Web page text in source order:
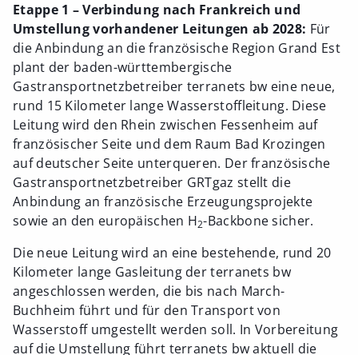
Etappe 1 – Verbindung nach Frankreich und
Umstellung vorhandener Leitungen ab 2028: Für
die Anbindung an die französische Region Grand Est
plant der baden-württembergische
Gastransportnetzbetreiber terranets bw eine neue,
rund 15 Kilometer lange Wasserstoffleitung. Diese
Leitung wird den Rhein zwischen Fessenheim auf
französischer Seite und dem Raum Bad Krozingen
auf deutscher Seite unterqueren. Der französische
Gastransportnetzbetreiber GRTgaz stellt die
Anbindung an französische Erzeugungsprojekte
sowie an den europäischen H2-Backbone sicher.
Die neue Leitung wird an eine bestehende, rund 20
Kilometer lange Gasleitung der terranets bw
angeschlossen werden, die bis nach March-
Buchheim führt und für den Transport von
Wasserstoff umgestellt werden soll. In Vorbereitung
auf die Umstellung führt terranets bw aktuell die